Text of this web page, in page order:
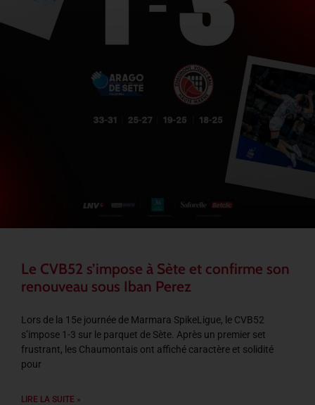
Le CVB52 s’impose à Sète et confirme son
renouveau sous Iban Perez
Lors de la 15e journée de Marmara SpikeLigue, le CVB52
s’impose 1-3 sur le parquet de Sète. Après un premier set
frustrant, les Chaumontais ont affiché caractère et solidité
pour
LIRE LA SUITE »